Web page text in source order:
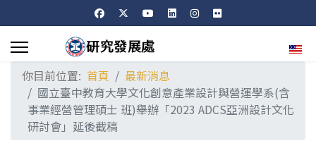
選擇
你目前位置: 首頁
最新消息
國立臺中教育大學文化創意產業設計與營運學系(含
事業經營管理碩士 班)舉辦「2023 ADCS亞洲設計文化
研討會」延後截稿